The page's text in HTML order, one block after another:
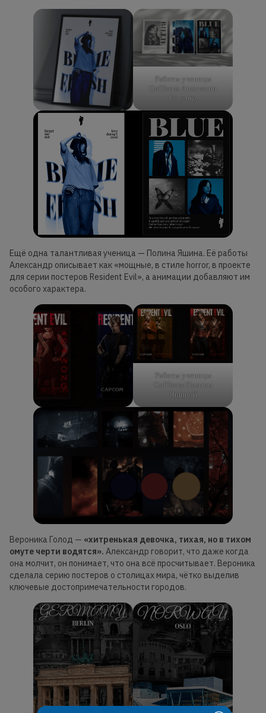
Работы ученицы
GoITeens Анастасии
Савенко
Ещё одна талантливая ученица — Полина Яшина. Её работы
Александр описывает как «мощные, в стиле horror, в проекте
для серии постеров Resident Evil», а анимации добавляют им
особого характера.
Работы ученицы
GoITeens Полины
Яшиной
Вероника Голод — «хитренькая девочка, тихая, но в тихом
омуте черти водятся». Александр говорит, что даже когда
она молчит, он понимает, что она всё просчитывает. Вероника
сделала серию постеров о столицах мира, чётко выделив
ключевые достопримечательности городов.